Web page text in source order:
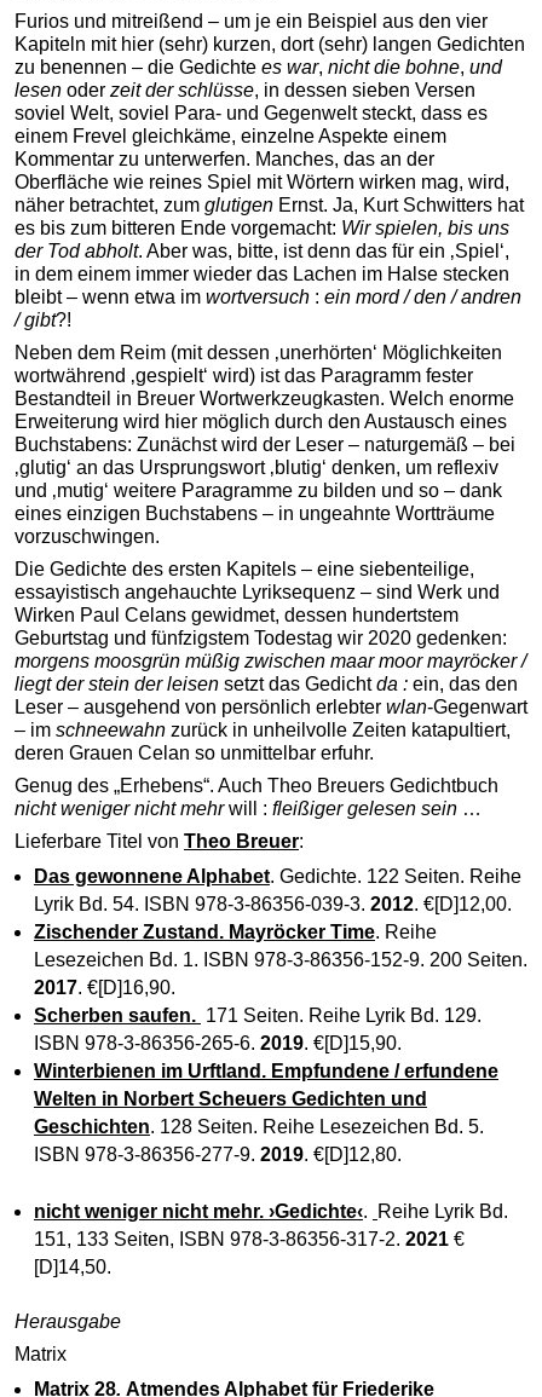
Furios und mitreißend – um je ein Beispiel aus den vier
Kapiteln mit hier (sehr) kurzen, dort (sehr) langen Gedichten
zu benennen – die Gedichte es war, nicht die bohne, und
lesen oder zeit der schlüsse, in dessen sieben Versen
soviel Welt, soviel Para- und Gegenwelt steckt, dass es
einem Frevel gleichkäme, einzelne Aspekte einem
Kommentar zu unterwerfen. Manches, das an der
Oberfläche wie reines Spiel mit Wörtern wirken mag, wird,
näher betrachtet, zum glutigen Ernst. Ja, Kurt Schwitters hat
es bis zum bitteren Ende vorgemacht: Wir spielen, bis uns
der Tod abholt. Aber was, bitte, ist denn das für ein ‚Spiel‘,
in dem einem immer wieder das Lachen im Halse stecken
bleibt – wenn etwa im wortversuch : ein mord / den / andren
/ gibt?!
Neben dem Reim (mit dessen ‚unerhörten‘ Möglichkeiten
wortwährend ‚gespielt‘ wird) ist das Paragramm fester
Bestandteil in Breuer Wortwerkzeugkasten. Welch enorme
Erweiterung wird hier möglich durch den Austausch eines
Buchstabens: Zunächst wird der Leser – naturgemäß – bei
‚glutig‘ an das Ursprungswort ‚blutig‘ denken, um reflexiv
und ‚mutig‘ weitere Paragramme zu bilden und so – dank
eines einzigen Buchstabens – in ungeahnte Wortträume
vorzuschwingen.
Die Gedichte des ersten Kapitels – eine siebenteilige,
essayistisch angehauchte Lyriksequenz – sind Werk und
Wirken Paul Celans gewidmet, dessen hundertstem
Geburtstag und fünfzigstem Todestag wir 2020 gedenken:
morgens moosgrün müßig zwischen maar moor mayröcker /
liegt der stein der leisen setzt das Gedichtda : ein, das den
Leser – ausgehend von persönlich erlebter wlan-Gegenwart
– im schneewahn zurück in unheilvolle Zeiten katapultiert,
deren Grauen Celan so unmittelbar erfuhr.
Genug des „Erhebens“. Auch Theo Breuers Gedichtbuch
nicht weniger nicht mehrwill : fleißiger gelesen sein …
Lieferbare Titel von Theo Breuer:
Das gewonnene Alphabet. Gedichte. 122 Seiten. Reihe
Lyrik Bd. 54. ISBN 978-3-86356-039-3. 2012. €[D]12,00.
Zischender Zustand. Mayröcker Time. Reihe
Lesezeichen Bd. 1. ISBN 978-3-86356-152-9. 200 Seiten.
2017. €[D]16,90.
Scherben saufen. 171 Seiten. Reihe Lyrik Bd. 129.
ISBN 978-3-86356-265-6. 2019. €[D]15,90.
Winterbienen im Urftland.Empfundene / erfundene
Welten in Norbert Scheuers Gedichten und
Geschichten. 128 Seiten. Reihe Lesezeichen Bd. 5.
ISBN 978-3-86356-277-9. 2019. €[D]12,80.
nicht weniger nicht mehr. ›Gedichte‹.
Reihe Lyrik Bd.
151, 133 Seiten, ISBN 978-3-86356-317-2. 2021€
[D]14,50.
Herausgabe
Matrix
Matrix 28. Atmendes Alphabet für Friederike